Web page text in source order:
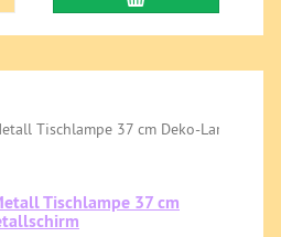
Tischlampe 37 cm